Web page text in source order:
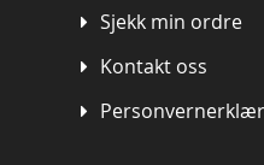
Sjekk min ordre
Kontakt oss